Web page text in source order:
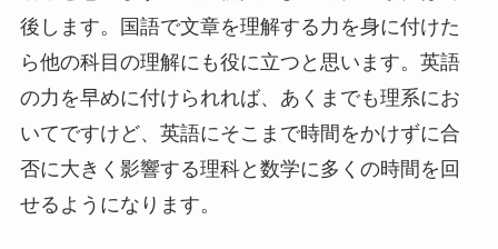
後します。国語で文章を理解する力を身に付けた
ら他の科目の理解にも役に立つと思います。英語
の力を早めに付けられれば、あくまでも理系にお
いてですけど、英語にそこまで時間をかけずに合
否に大きく影響する理科と数学に多くの時間を回
せるようになります。